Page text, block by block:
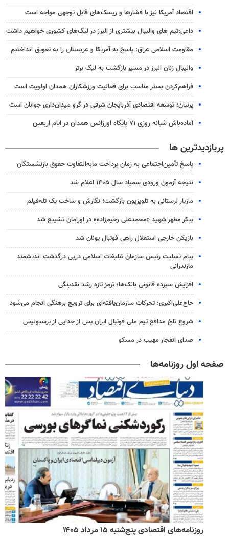
اقتصاد آمریکا نیز با فشارها و ریسک‌های قابل توجهی مواجه است
داعی:تیم های والیبال بیشتری از البرز در لیگ‌های کشوری خواهیم داشت
مقاومت اسلامی عراق: پاسخ به آمریکا و عربستان را به تعویق انداختیم
والیبال زنان البرز در مسیر بازگشت به لیگ برتر
فراهم‌کردن بستر مناسب برای فعالیت ورزشکاران همدان اولویت است
پرنیان: توسعه اقتصادی آذربایجان شرقی در گرو میدان‌داری جوانان است
آماده‌باش شبانه روزی ۷۱ پایگاه اورژانس همدان در ایام اربعین
پربازدیدترین ها
پاسخ تأمین‌اجتماعی به زمان پرداخت مابه‌التفاوت حقوق بازنشستگان
نتیجه آزمون ورودی سمپاد سال ۱۴۰۵ اعلام شد
مازیار لرستانی به تلویزیون بازگشت؛ نگارش و ساخت یک تله‌فیلم
پیکر مطهر شهید «محمدعلی رحیم‌زاده» در اورامان تشییع شد
بازیکن خارجی استقلال راهی فوتبال یونان شد
پیام تسلیت رئیس سازمان تبلیغات اسلامی درپی درگذشت اندیشمند
مازندرانی
افزایش سپرده قانونی بانک‌ها؛ ترمز تازه رشد نقدینگی
حاج‌علی‌اکبری: تحرکات سازمان‌یافته‌ای برای ترویج برهنگی انجام می‌شود
شروع تلخ مدافع تیم ملی فوتبال ایران پس از جدایی از پرسپولیس
صدای انفجار مهیب در مسکو
صفحه اول روزنامه‌ها
روزنامه‌های اقتصادی پنج‌شنبه ۱۵ مرداد ۱۴۰۵